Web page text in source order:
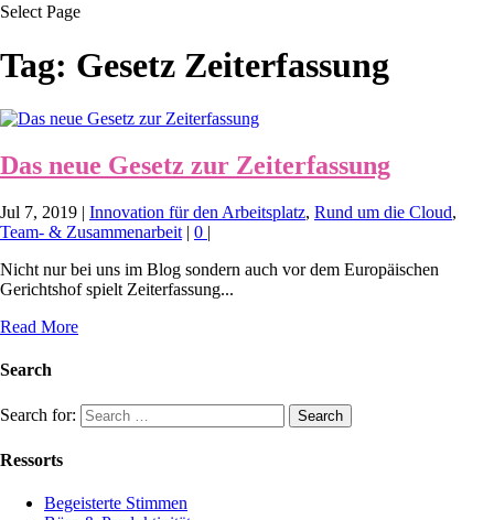
Select Page
Tag: Gesetz Zeiterfassung
Das neue Gesetz zur Zeiterfassung
Jul 7, 2019 | Innovation für den Arbeitsplatz, Rund um die Cloud,
Team- & Zusammenarbeit | 0 |
Nicht nur bei uns im Blog sondern auch vor dem Europäischen
Gerichtshof spielt Zeiterfassung...
Read More
Search
Search for:
Ressorts
Begeisterte Stimmen